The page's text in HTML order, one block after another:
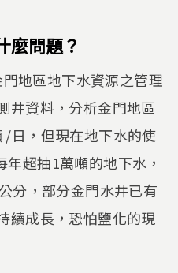
麼問題？
地區地下水資源之管理
井資料，分析金門地區
/日，但現在地下水的使
超抽1萬噸的地下水，
分，部分金門水井已有
續成長，恐怕鹽化的現